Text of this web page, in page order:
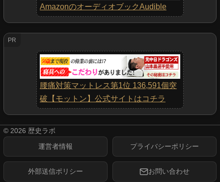
AmazonのオーディオブックAudible
PR
腰痛対策マットレス第1位 136,591個突
破【モットン】公式サイトはコチラ
© 2026 歴史ラボ
運営者情報 プライバシーポリシー
外部送信ポリシー お問い合わせ